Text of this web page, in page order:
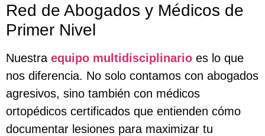
Red de Abogados y Médicos de
Primer Nivel
Nuestra equipo multidisciplinario es lo que
nos diferencia. No solo contamos con abogados
agresivos, sino también con médicos
ortopédicos certificados que entienden cómo
documentar lesiones para maximizar tu